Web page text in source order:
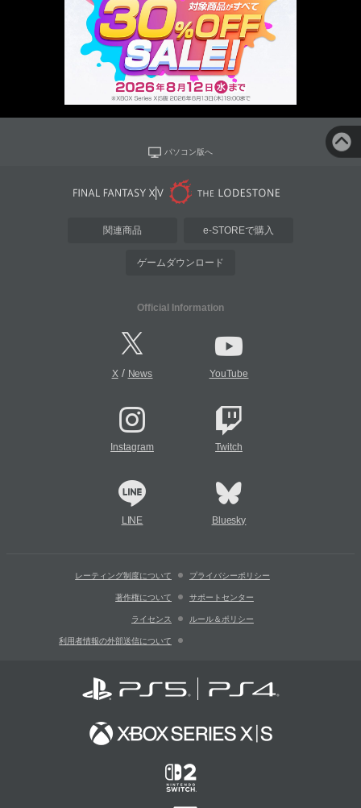
パソコン版へ
関連商品 e-STOREで購入
ゲームダウンロード
Official Information
X/ News YouTube
Instagram Twitch
LINE Bluesky
レーティング制度について プライバシーポリシー
著作権について サポートセンター
ライセンス ルール＆ポリシー
利用者情報の外部送信について